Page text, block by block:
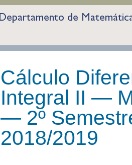
Cálculo
Integral II —
— 2º
2018/2019